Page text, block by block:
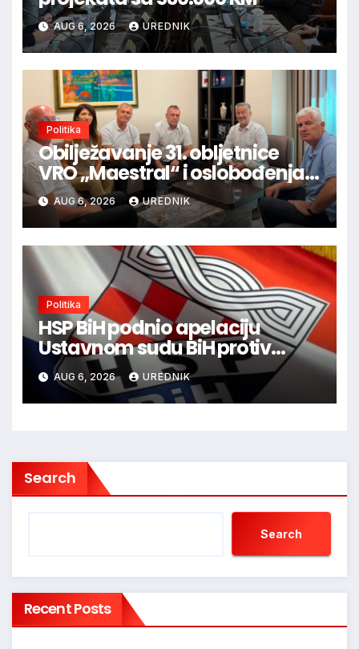
AUG 6, 2026 UREDNIK
Politika
Obilježavanje 31. obljetnice
VRO „Maestral“ i oslobođenja
Jajca uz pokroviteljstvo HNS-a
BiHAUG 6, 2026 UREDNIK
Politika
HSP BiH podnio apelaciju
Ustavnom sudu BiH protiv
ovjere kandidature Slavena
Kovačevića
AUG 6, 2026 UREDNIK
Search
Search
Recent Posts